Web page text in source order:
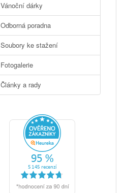
Vánoční dárky
Odborná poradna
Soubory ke stažení
Fotogalerie
Články a rady